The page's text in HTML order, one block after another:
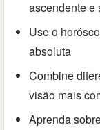
ascendente e
Use o
absoluta
Combine
visão mais
Aprenda